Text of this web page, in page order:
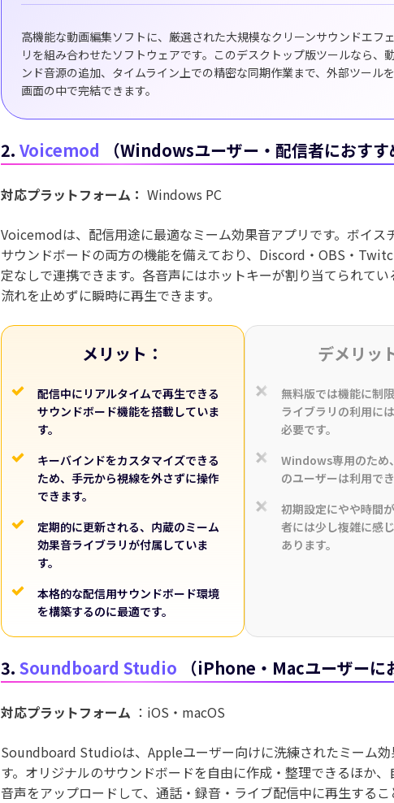
高機能な動画編集ソフトに、厳選された大規模なクリーンサウンドエフ
リを組み合わせたソフトウェアです。このデスクトップ版ツールなら、
ンド音源の追加、タイムライン上での精密な同期作業まで、外部ツール
画面の中で完結できます。
2. Voicemod （Windowsユーザー・配信者におすす
対応プラットフォーム： Windows PC
Voicemodは、配信用途に最適なミーム効果音アプリです。ボイス
サウンドボードの両方の機能を備えており、Discord・OBS・
定なしで連携できます。各音声にはホットキーが割り当てられて
流れを止めずに瞬時に再生できます。
メリット：
配信中にリアルタイムで再生できる
サウンドボード機能を搭載していま
す。
キーバインドをカスタマイズできる
ため、手元から視線を外さずに操作
できます。
定期的に更新される、内蔵のミーム
効果音ライブラリが付属していま
す。
本格的な配信用サウンドボード環境
を構築するのに最適です。
デメリッ
無料版では機能に制
ライブラリの利用に
必要です。
Windows専用のため
のユーザーは利用でき
初期設定にやや時間
者には少し複雑に感
あります。
3. Soundboard Studio （iPhone・Macユーザーに
対応プラットフォーム ：iOS・macOS
Soundboard Studioは、Appleユーザー向けに洗練されたミーム効
す。オリジナルのサウンドボードを自由に作成・整理できるほか
音声をアップロードして、通話・録音・ライブ配信中に再生するこ